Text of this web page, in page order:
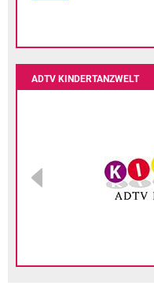
ADTV KINDERTANZWELT